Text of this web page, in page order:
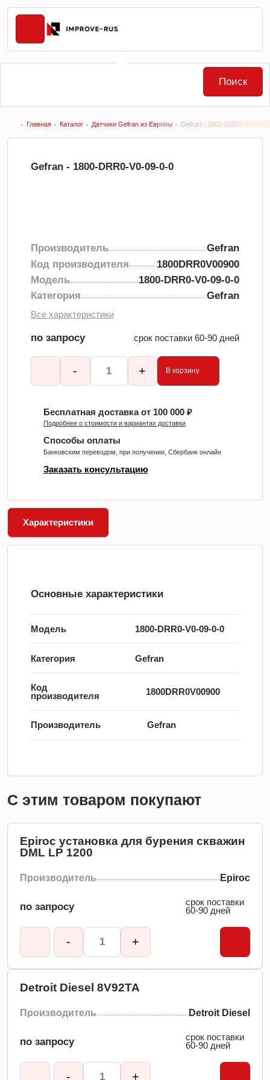
Главная Каталог Датчики Gefran из Европы Gefran - 1800-DRR0-V0-09-
Gefran - 1800-DRR0-V0-09-0-0
Производитель
Gefran
Код производителя
1800DRR0V00900
Модель
1800-DRR0-V0-09-0-0
Категория
Gefran
Все характеристики
по запросу срок поставки 60-90 дней
- + В корзину
Бесплатная доставка от 100 000 ₽
Подробнее о стоимости и вариантах доставки
Способы оплаты
Банковским переводом, при получении, Сбербанк онлайн
Заказать консультацию
Характеристики
Основные характеристики
Модель 1800-DRR0-V0-09-0-0
Категория Gefran
Код
производителя
1800DRR0V00900
Производитель Gefran
С этим товаром покупают
Epiroc установка для бурения скважин
DML LP 1200
Производитель Epiroc
по запросу
срок поставки
60-90 дней
- +
Detroit Diesel 8V92TA
Производитель Detroit Diesel
по запросу
срок поставки
60-90 дней
- +
Поиск